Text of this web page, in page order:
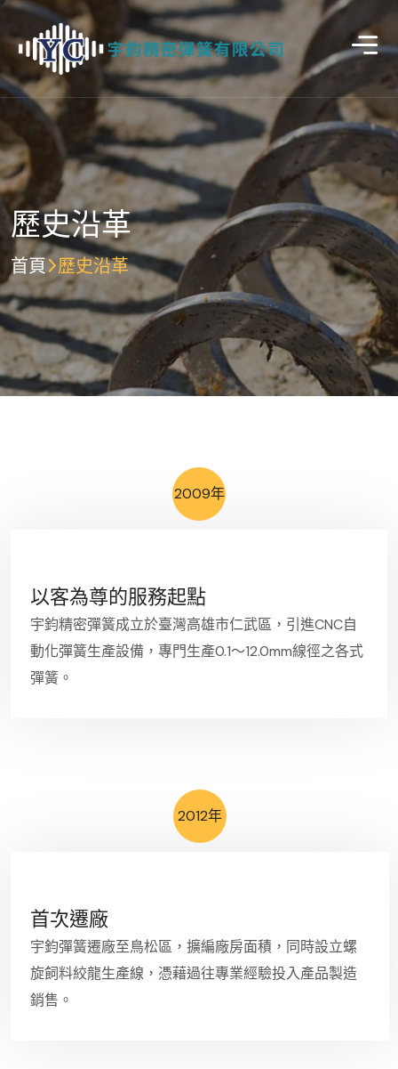
歷史沿革
首頁 歷史沿革
2009年
以客為尊的服務起點
宇鈞精密彈簧成立於臺灣高雄市仁武區，引進CNC自
動化彈簧生產設備，專門生產0.1～12.0mm線徑之各式
彈簧。
2012年
首次遷廠
宇鈞彈簧遷廠至鳥松區，擴編廠房面積，同時設立螺
旋飼料絞龍生產線，憑藉過往專業經驗投入產品製造
銷售。